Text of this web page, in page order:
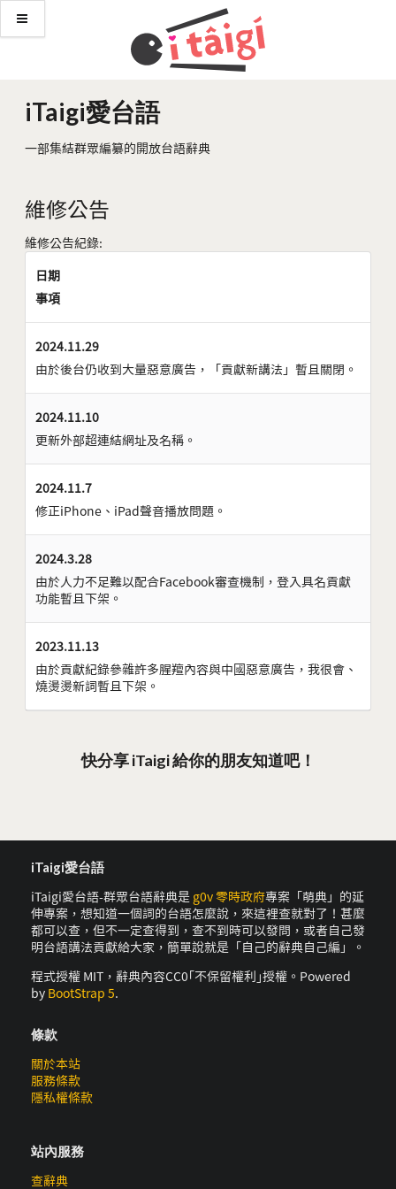
iTaigi愛台語
一部集結群眾編纂的開放台語辭典
維修公告
維修公告紀錄:
日期
事項
2024.11.29
由於後台仍收到大量惡意廣告，「貢獻新講法」暫且關閉。
2024.11.10
更新外部超連結網址及名稱。
2024.11.7
修正iPhone、iPad聲音播放問題。
2024.3.28
由於人力不足難以配合Facebook審查機制，登入具名貢獻
功能暫且下架。
2023.11.13
由於貢獻紀錄參雜許多腥羶內容與中國惡意廣告，我很會、
燒燙燙新詞暫且下架。
快分享 iTaigi 給你的朋友知道吧！
iTaigi愛台語
iTaigi愛台語-群眾台語辭典是 g0v 零時政府專案「萌典」的延
伸專案，想知道一個詞的台語怎麼說，來這裡查就對了！甚麼
都可以查，但不一定查得到，查不到時可以發問，或者自己發
明台語講法貢獻給大家，簡單說就是「自己的辭典自己編」。
程式授權 MIT，辭典內容CC0｢不保留權利｣授權。Powered
by BootStrap 5.
條款
關於本站
服務條款
隱私權條款
站內服務
查辭典